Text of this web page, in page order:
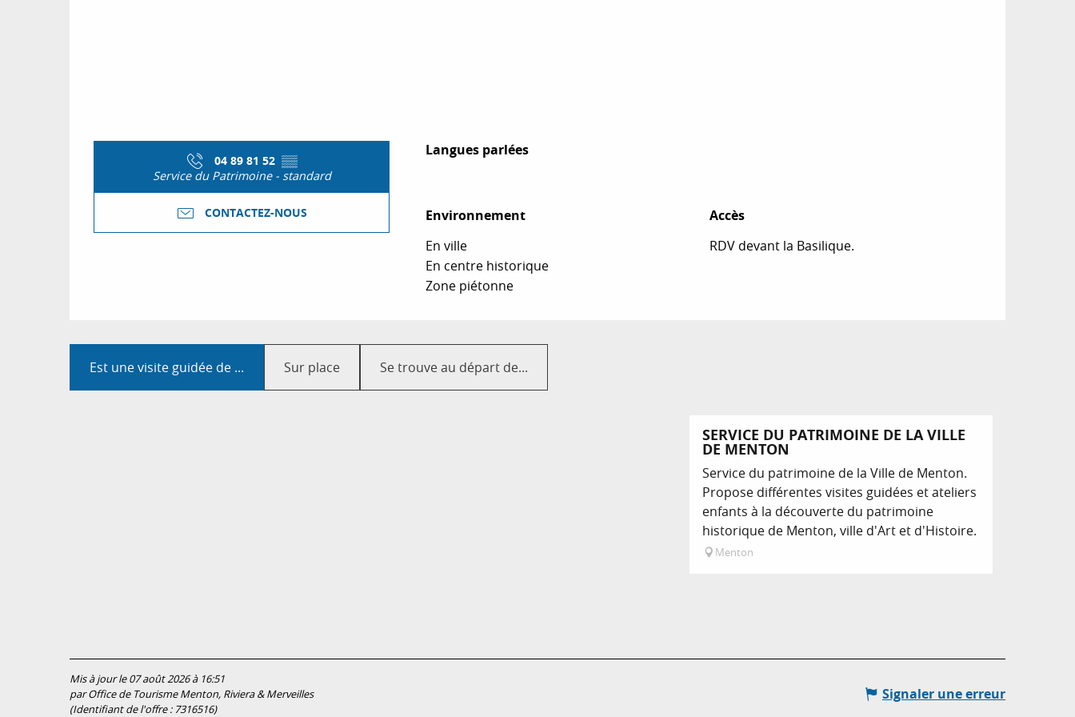
04 89 81 52 ▒▒
Service du Patrimoine - standard
CONTACTEZ-NOUS
Langues parlées
Langues parlées
Environnement
Environnement
En ville
En centre historique
Zone piétonne
Accès
Accès
RDV devant la Basilique.
Est une visite guidée de ... Sur place Se trouve au départ de...
SERVICE DU PATRIMOINE DE LA VILLE
DE MENTON
Service du patrimoine de la Ville de Menton.
Propose différentes visites guidées et ateliers
enfants à la découverte du patrimoine
historique de Menton, ville d'Art et d'Histoire.
Menton
Mis à jour le 07 août 2026 à 16:51
par Office de Tourisme Menton, Riviera & Merveilles
(Identifiant de l'offre : 7316516)
Signaler une erreur